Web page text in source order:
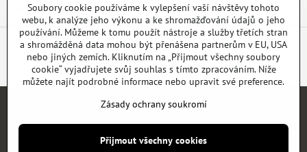
Diskuse 0
FacebookTwitterBlueskyPinterestReddit LinkedInWhatsApp
E-
mail
KATALOGY NEWS
Soubory cookie používáme k vylepšení vaší návštěvy tohoto
webu, k analýze jeho výkonu a ke shromažďování údajů o jeho
používání. Můžeme k tomu použít nástroje a služby třetích stran
a shromážděná data mohou být přenášena partnerům v EU, USA
nebo jiných zemích. Kliknutím na „Přijmout všechny soubory
cookie“ vyjadřujete svůj souhlas s tímto zpracováním. Níže
můžete najít podrobné informace nebo upravit své preference.
Zásady ochrany soukromí
Přijmout všechny cookies